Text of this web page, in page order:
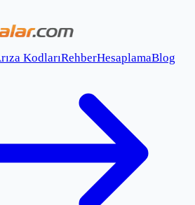
KodlarıRehberHesaplamaBlog